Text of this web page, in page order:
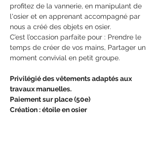
profitez de la vannerie, en manipulant de
l'osier et en apprenant accompagné par
nous a créé des objets en osier.
C’est l’occasion parfaite pour : Prendre le
temps de créer de vos mains, Partager un
moment convivial en petit groupe.
Privilégié des vêtements adaptés aux
travaux manuelles.
Paiement sur place (50e)
Création : étoile en osier